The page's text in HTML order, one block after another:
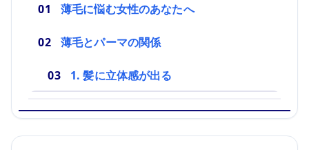
薄毛に悩む女性のあなたへ
薄毛とパーマの関係
1. 髪に立体感が出る